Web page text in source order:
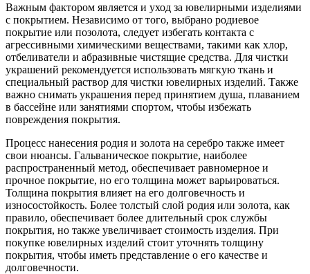
Важным фактором является и уход за ювелирными изделиями
с покрытием. Независимо от того, выбрано родиевое
покрытие или позолота, следует избегать контакта с
агрессивными химическими веществами, такими как хлор,
отбеливатели и абразивные чистящие средства. Для чистки
украшений рекомендуется использовать мягкую ткань и
специальный раствор для чистки ювелирных изделий. Также
важно снимать украшения перед принятием душа, плаванием
в бассейне или занятиями спортом, чтобы избежать
повреждения покрытия.
Процесс нанесения родия и золота на серебро также имеет
свои нюансы. Гальваническое покрытие, наиболее
распространенный метод, обеспечивает равномерное и
прочное покрытие, но его толщина может варьироваться.
Толщина покрытия влияет на его долговечность и
износостойкость. Более толстый слой родия или золота, как
правило, обеспечивает более длительный срок службы
покрытия, но также увеличивает стоимость изделия. При
покупке ювелирных изделий стоит уточнять толщину
покрытия, чтобы иметь представление о его качестве и
долговечности.